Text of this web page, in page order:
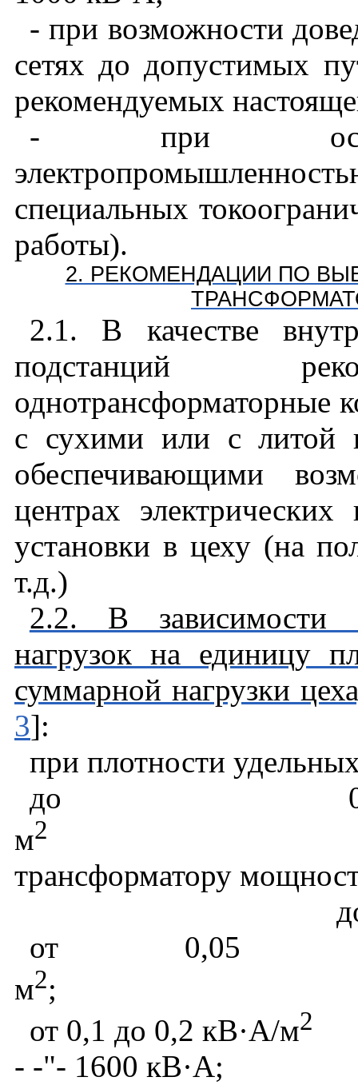
- при возможности
сетях до допустимых
рекомендуемых
- при
специальных
работы).
2. РЕКОМЕНДАЦИИ ПО
2.1. В качестве
подстанций
однотрансформаторные
с сухими или с литой
обеспечивающими
центрах электрических
установки в цеху (на
т.д.)
2.2. В зависимости
нагрузок на единицу
суммарной нагрузки
3]:
при плотности
до
м2
трансформатору
от 0,05
м2;
от 0,1 до 0,2 кВ·А/м2
- -"- 1600 кВ·А;